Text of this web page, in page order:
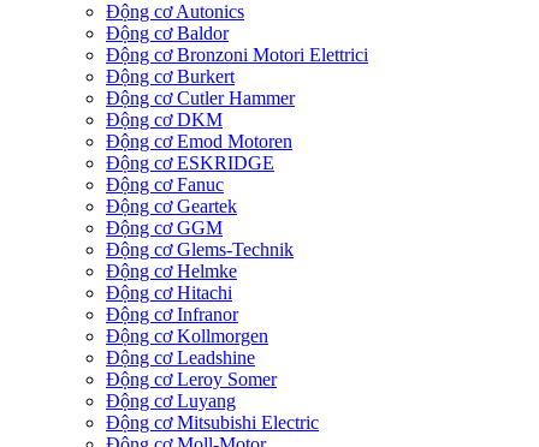
Động cơ Autonics
Động cơ Baldor
Động cơ Bronzoni Motori Elettrici
Động cơ Burkert
Động cơ Cutler Hammer
Động cơ DKM
Động cơ Emod Motoren
Động cơ ESKRIDGE
Động cơ Fanuc
Động cơ Geartek
Động cơ GGM
Động cơ Glems-Technik
Động cơ Helmke
Động cơ Hitachi
Động cơ Infranor
Động cơ Kollmorgen
Động cơ Leadshine
Động cơ Leroy Somer
Động cơ Luyang
Động cơ Mitsubishi Electric